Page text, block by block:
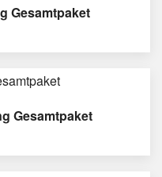
Gesamtpaket
Gesamtpaket